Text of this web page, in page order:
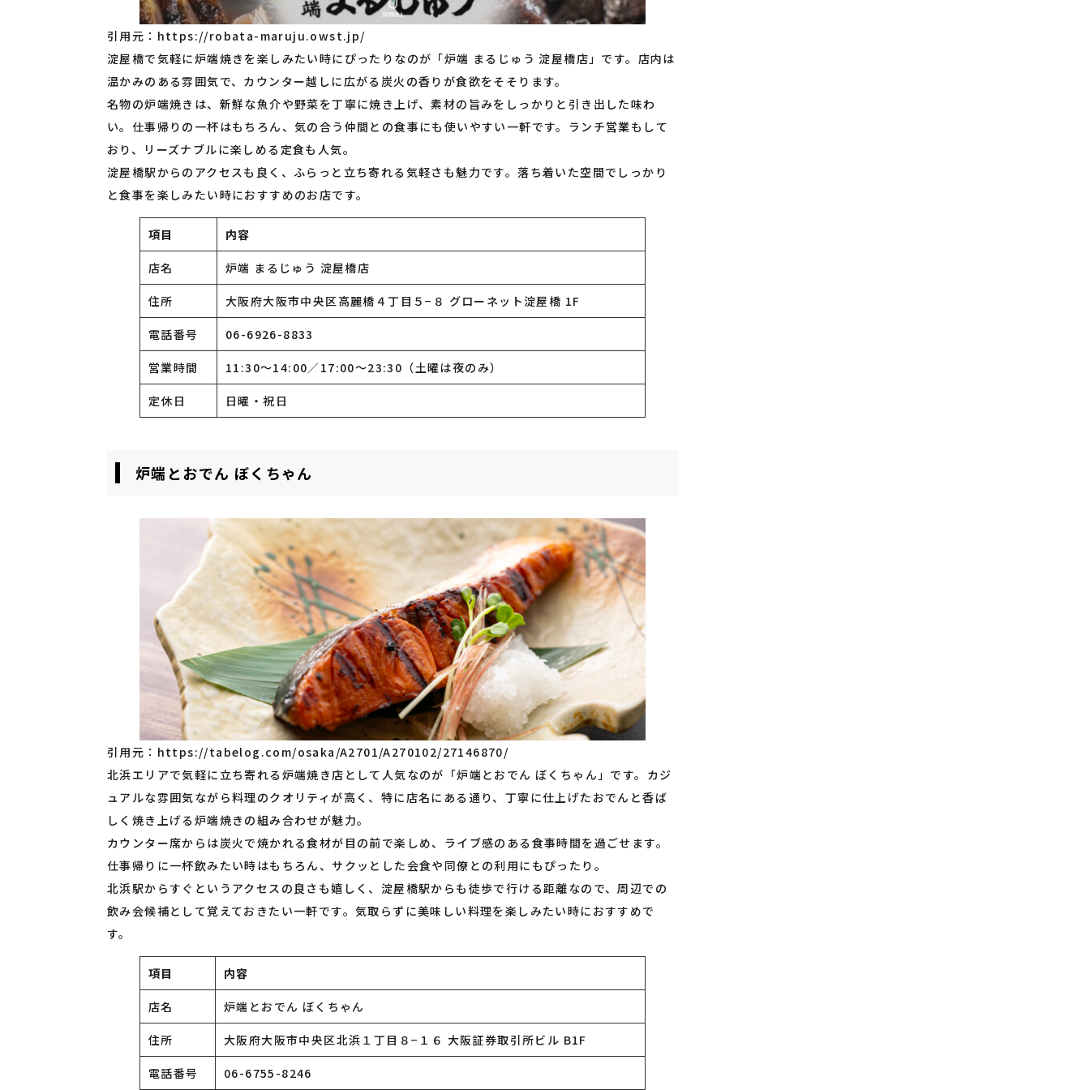
引用元： https://robata-maruju.owst.jp/
淀屋橋で気軽に炉端焼きを楽しみたい時にぴったりなのが「炉端 まるじゅう 淀屋橋店」です。店内は
温かみのある雰囲気で、カウンター越しに広がる炭火の香りが食欲をそそります。
名物の炉端焼きは、新鮮な魚介や野菜を丁寧に焼き上げ、素材の旨みをしっかりと引き出した味わ
い。仕事帰りの一杯はもちろん、気の合う仲間との食事にも使いやすい一軒です。ランチ営業もして
おり、リーズナブルに楽しめる定食も人気。
淀屋橋駅からのアクセスも良く、ふらっと立ち寄れる気軽さも魅力です。落ち着いた空間でしっかり
と食事を楽しみたい時におすすめのお店です。
項目 内容
店名 炉端 まるじゅう 淀屋橋店
住所 大阪府大阪市中央区高麗橋４丁目５−８ グローネット淀屋橋 1F
電話番号 06-6926-8833
営業時間 11:30〜14:00／17:00〜23:30（土曜は夜のみ）
定休日 日曜・祝日
炉端とおでん ぼくちゃん
引用元： https://tabelog.com/osaka/A2701/A270102/27146870/
北浜エリアで気軽に立ち寄れる炉端焼き店として人気なのが「炉端とおでん ぼくちゃん」です。カジ
ュアルな雰囲気ながら料理のクオリティが高く、特に店名にある通り、丁寧に仕上げたおでんと香ば
しく焼き上げる炉端焼きの組み合わせが魅力。
カウンター席からは炭火で焼かれる食材が目の前で楽しめ、ライブ感のある食事時間を過ごせます。
仕事帰りに一杯飲みたい時はもちろん、サクッとした会食や同僚との利用にもぴったり。
北浜駅からすぐというアクセスの良さも嬉しく、淀屋橋駅からも徒歩で行ける距離なので、周辺での
飲み会候補として覚えておきたい一軒です。気取らずに美味しい料理を楽しみたい時におすすめで
す。
項目 内容
店名 炉端とおでん ぼくちゃん
住所 大阪府大阪市中央区北浜１丁目８−１６ 大阪証券取引所ビル B1F
電話番号 06-6755-8246